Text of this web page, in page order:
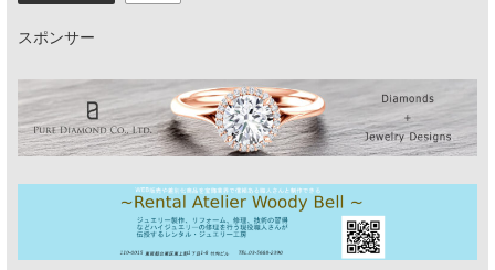
スポンサー